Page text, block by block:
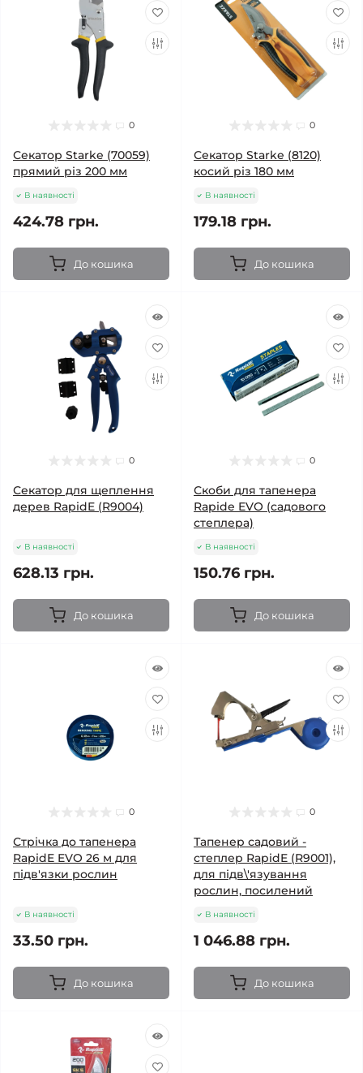
0
Секатор Starke (70059)
прямий різ 200 мм
В наявності
424.78 грн.
До кошика
0
Секатор Starke (8120)
косий різ 180 мм
В наявності
179.18 грн.
До кошика
0
Секатор для щеплення
дерев RapidE (R9004)
В наявності
628.13 грн.
До кошика
0
Скоби для тапенера
Rapide EVO (садового
степлера)
В наявності
150.76 грн.
До кошика
0
Стрічка до тапенера
RapidE EVO 26 м для
підв'язки рослин
В наявності
33.50 грн.
До кошика
0
Тапенер садовий -
степлер RapidE (R9001),
для підв\'язування
рослин, посилений
В наявності
1 046.88 грн.
До кошика